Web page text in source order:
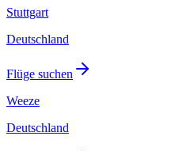
Stuttgart
Deutschland
Flüge suchen
Weeze
Deutschland